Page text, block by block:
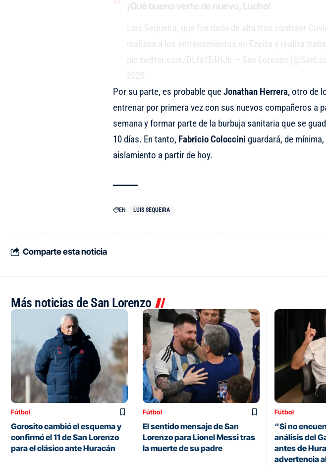
¡Qué bueno verte de nuevo, Lucho!
Luis Sequeira, que fue dado de alta tras contraer
mañana a los entrenamientos en Ezeiza y realiza
pic.twitter.com/DLfa1E4HJn — San Lorenzo
2020
Por su parte, es probable queJonathan Herrera,otro de
entrenar por primera vez con sus nuevos compañeros a
semana y formar parte de la burbuja sanitaria que se
10 días. En tanto, Fabricio Coloccini guardará, de
aislamiento a partir de hoy.
EN: LUIS SEQUEIRA
Comparte esta noticia
Más noticias de San Lorenzo
Fútbol
Gorosito cambió el esquema y
confirmó el 11 de San Lorenzo
para el clásico ante Huracán
Fútbol
El sentido mensaje de San
Lorenzo para Lionel Messi tras
la muerte de su padre
Fútbol
“Si no
análisis del
antes de
advertencia